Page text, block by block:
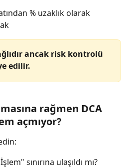
% uzaklık olarak
ancak risk kontrolü
edilir.
rağmen DCA
açmıyor?
sınırına ulaşıldı mı?